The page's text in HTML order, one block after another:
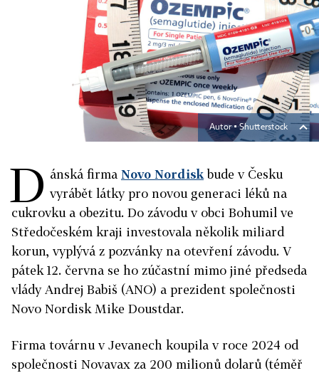
Autor ▪Shutterstock
D ánská firma Novo Nordiskbude v Česku
vyrábět látky pro novou generaci léků na
cukrovku a obezitu. Do závodu v obci Bohumil ve
Středočeském kraji investovala několik miliard
korun, vyplývá z pozvánky na otevření závodu. V
pátek 12. června se ho zúčastní mimo jiné předseda
vlády Andrej Babiš (ANO) a prezident společnosti
Novo Nordisk Mike Doustdar.
Firma továrnu v Jevanech koupila v roce 2024 od
společnosti Novavax za 200 milionů dolarů (téměř